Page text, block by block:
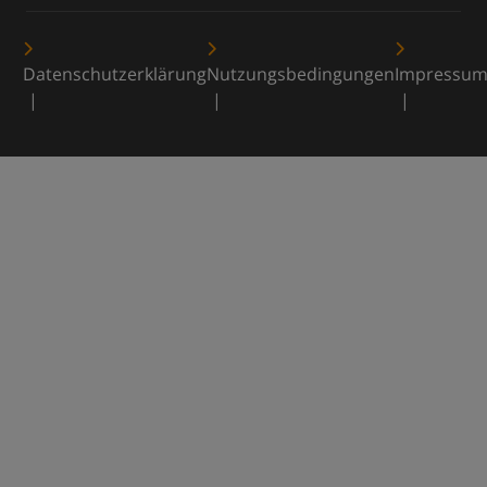
DatenschutzerklärungNutzungsbedingungenImpressum